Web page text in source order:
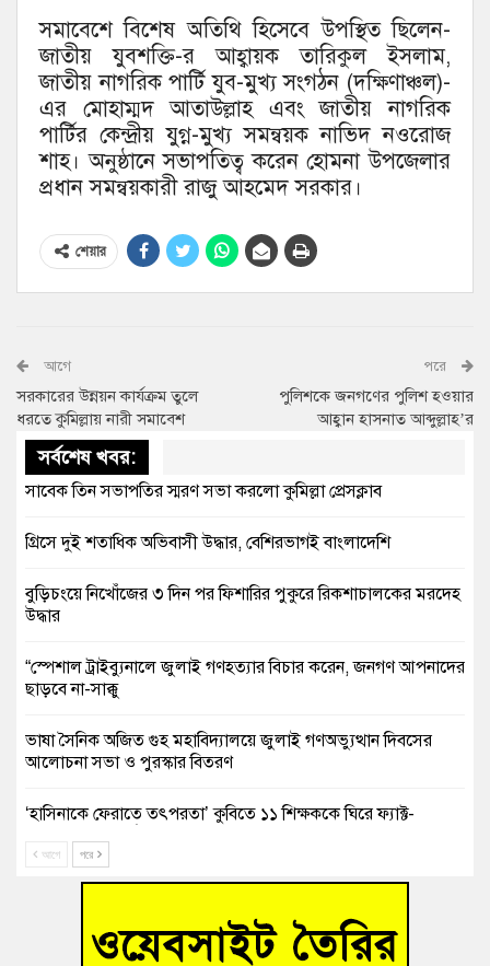
​সমাবেশে বিশেষ অতিথি হিসেবে উপস্থিত ছিলেন-
জাতীয় যুবশক্তি-র আহ্বায়ক তারিকুল ইসলাম,
জাতীয় নাগরিক পার্টি যুব-মুখ্য সংগঠন (দক্ষিণাঞ্চল)-
এর মোহাম্মদ আতাউল্লাহ এবং জাতীয় নাগরিক
পার্টির কেন্দ্রীয় যুগ্ন-মুখ্য সমন্বয়ক নাভিদ নওরোজ
শাহ। অনুষ্ঠানে সভাপতিত্ব করেন হোমনা উপজেলার
প্রধান সমন্বয়কারী রাজু আহমেদ সরকার।
শেয়ার
আগে
সরকারের উন্নয়ন কার্যক্রম তুলে
ধরতে কুমিল্লায় নারী সমাবেশ
পরে
পুলিশকে জনগণের পুলিশ হওয়ার
আহ্বান হাসনাত আব্দুল্লাহ’র
সর্বশেষ খবর:
সাবেক তিন সভাপতির স্মরণ সভা করলো কুমিল্লা প্রেসক্লাব
গ্রিসে দুই শতাধিক অভিবাসী উদ্ধার, বেশিরভাগই বাংলাদেশি
বুড়িচংয়ে নিখোঁজের ৩ দিন পর ফিশারির পুকুরে রিকশাচালকের মরদেহ
উদ্ধার
“স্পেশাল ট্রাইব্যুনালে জুলাই গণহত্যার বিচার করেন, জনগণ আপনাদের
ছাড়বে না-সাক্কু
ভাষা সৈনিক অজিত গুহ মহাবিদ্যালয়ে জুলাই গণঅভ্যুত্থান দিবসের
আলোচনা সভা ও পুরস্কার বিতরণ
‘হাসিনাকে ফেরাতে তৎপরতা’ কুবিতে ১১ শিক্ষককে ঘিরে ফ্যাক্ট-
বাঁশের খুঁটিতে ভর করে টিকে আছে সেতু
জুলাই গণঅভ্যুত্থান দিবসে কুমিল্লায় শ্রদ্ধা, র‍্যালি ও সংবর্ধনা
আগে পরে